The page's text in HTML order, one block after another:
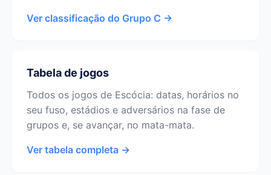
Ver classificação do Grupo C →
Tabela de jogos
Todos os jogos de Escócia: datas, horários no
seu fuso, estádios e adversários na fase de
grupos e, se avançar, no mata-mata.
Ver tabela completa →